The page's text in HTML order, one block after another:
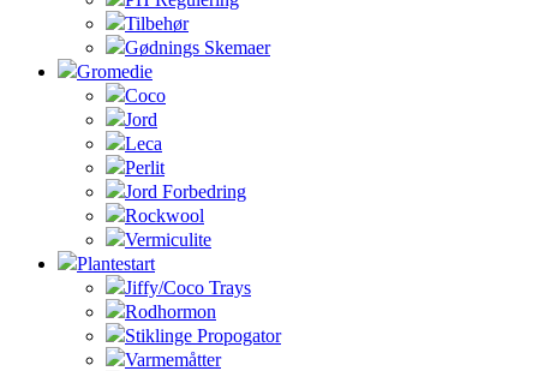
Tilbehør
Gødnings Skemaer
Gromedie
Coco
Jord
Leca
Perlit
Jord Forbedring
Rockwool
Vermiculite
Plantestart
Jiffy/Coco Trays
Rodhormon
Stiklinge Propogator
Varmemåtter